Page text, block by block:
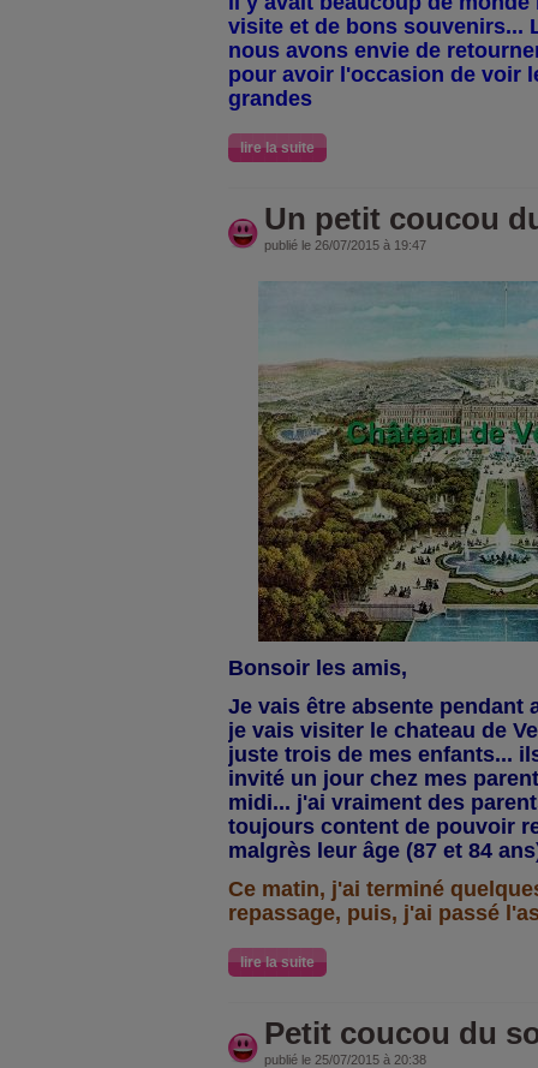
visite et de bons souvenirs...
nous avons envie de
pour avoir l'occasion de voir
grandes
lire la suite
Un petit coucou
publié le 26/07/2015 à 19:47
Bonsoir les amis,
Je vais être absente pendant
je vais visiter le chateau de
juste trois de mes enfants...
invité un jour chez mes
midi... j'ai vraiment des
toujours content de pouvoir
malgrès leur âge (87 et 84
Ce matin, j'ai terminé
repassage, puis, j'ai passé
lire la suite
Petit coucou du
publié le 25/07/2015 à 20:38